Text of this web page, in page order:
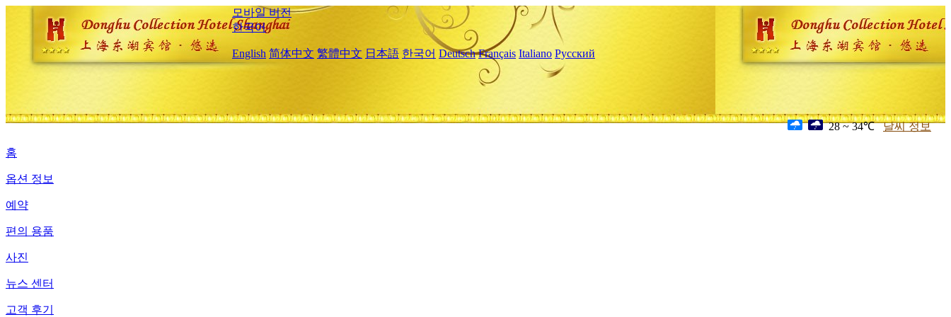
모바일 버전
한국어
English 简体中文 繁體中文 日本語 한국어 Deutsch Français Italiano Русский
28 ~ 34℃ 날씨 정보
홈
옵션 정보
예약
편의 용품
사진
뉴스 센터
고객 후기